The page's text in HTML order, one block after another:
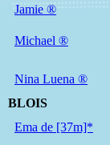
Jamie ®
Michael ®
Nina Luena ®
BLOIS
Ema de [37m]*